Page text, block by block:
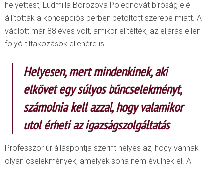
helyettest, Ludmilla Borozova Polednovát bíróság elé
állították a koncepciós perben betöltött szerepe miatt. A
vádlott már 88 éves volt, amikor elítélték, az eljárás ellen
folyó tiltakozások ellenére is.
Helyesen, mert mindenkinek, aki
elkövet egy súlyos bűncselekményt,
számolnia kell azzal, hogy valamikor
utol érheti az igazságszolgáltatás
Professzor úr álláspontja szerint helyes az, hogy vannak
olyan cselekmények, amelyek soha nem évülnek el. A